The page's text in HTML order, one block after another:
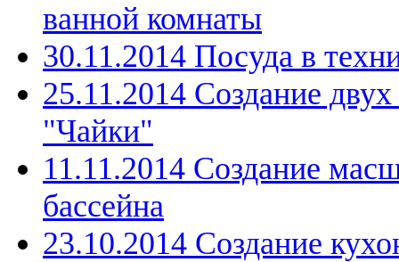
ванной комнаты
30.11.2014 Посуда в
25.11.2014 Создание
"Чайки"
11.11.2014 Создание
бассейна
23.10.2014 Создание